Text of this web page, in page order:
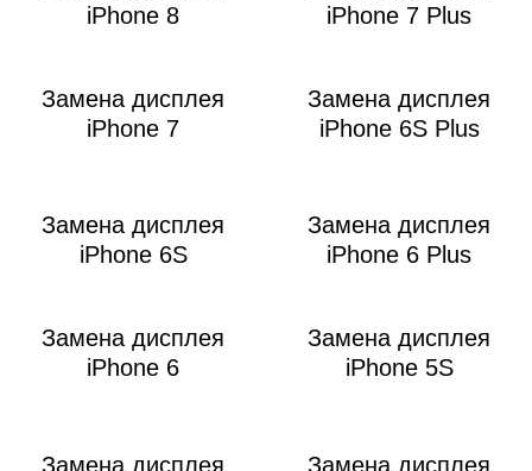
iPhone 8
iPhone 7 Plus
Замена дисплея
iPhone 7
Замена дисплея
iPhone 6S Plus
Замена дисплея
iPhone 6S
Замена дисплея
iPhone 6 Plus
Замена дисплея
iPhone 6
Замена дисплея
iPhone 5S
Замена дисплея
Замена дисплея